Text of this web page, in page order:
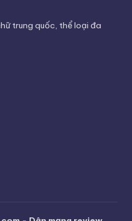
trung quốc, thể loại đa